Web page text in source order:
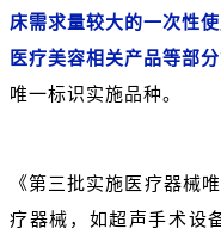
床需求量较大的一次性
医疗美容相关产品等部
唯一标识实施品种。
《第三批实施医疗器械
疗器械，如超声手术设